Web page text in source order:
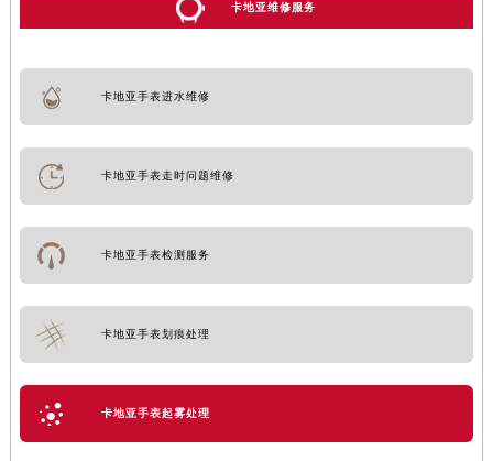
卡地亚维修服务
卡地亚手表进水维修
卡地亚手表走时问题维修
卡地亚手表检测服务
卡地亚手表划痕处理
卡地亚手表起雾处理